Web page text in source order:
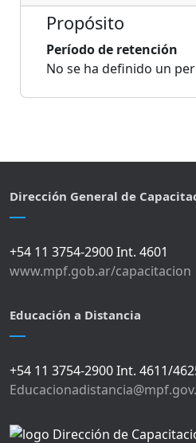
Propósito
Período de retención
No se ha definido un
Dirección General de
+54 11 3754-2900 Int. 4601
www.mpf.gob.ar/capacitacion
Educación a Distancia
+54 11 3754-2900 Int. 4611/